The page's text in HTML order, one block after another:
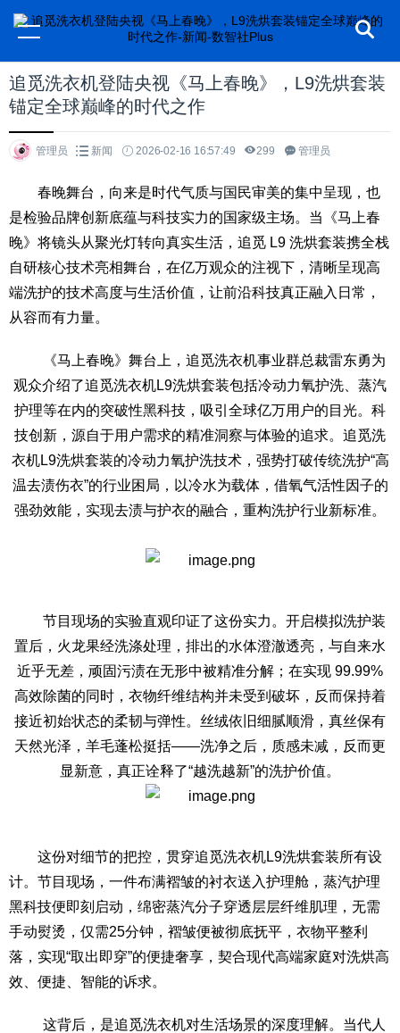
追觅洗衣机登陆央视《马上春晚》，L9洗烘套装
锚定全球巅峰的时代之作
管理员 新闻 2026-02-16 16:57:49 299 管理员
春晚舞台，向来是时代气质与国民审美的集中呈现，也
是检验品牌创新底蕴与科技实力的国家级主场。当《马上春
晚》将镜头从聚光灯转向真实生活，追觅 L9 洗烘套装携全栈
自研核心技术亮相舞台，在亿万观众的注视下，清晰呈现高
端洗护的技术高度与生活价值，让前沿科技真正融入日常，
从容而有力量。
《马上春晚》舞台上，追觅洗衣机事业群总裁雷东勇为
观众介绍了追觅洗衣机L9洗烘套装包括冷动力氧护洗、蒸汽
护理等在内的突破性黑科技，吸引全球亿万用户的目光。科
技创新，源自于用户需求的精准洞察与体验的追求。追觅洗
衣机L9洗烘套装的冷动力氧护洗技术，强势打破传统洗护“高
温去渍伤衣”的行业困局，以冷水为载体，借氧气活性因子的
强劲效能，实现去渍与护衣的融合，重构洗护行业新标准。
节目现场的实验直观印证了这份实力。开启模拟洗护装
置后，火龙果经洗涤处理，排出的水体澄澈透亮，与自来水
近乎无差，顽固污渍在无形中被精准分解；在实现 99.99%
高效除菌的同时，衣物纤维结构并未受到破坏，反而保持着
接近初始状态的柔韧与弹性。丝绒依旧细腻顺滑，真丝保有
天然光泽，羊毛蓬松挺括——洗净之后，质感未减，反而更
显新意，真正诠释了“越洗越新”的洗护价值。
这份对细节的把控，贯穿追觅洗衣机L9洗烘套装所有设
计。节目现场，一件布满褶皱的衬衣送入护理舱，蒸汽护理
黑科技便即刻启动，绵密蒸汽分子穿透层层纤维肌理，无需
手动熨烫，仅需25分钟，褶皱便被彻底抚平，衣物平整利
落，实现“取出即穿”的便捷奢享，契合现代高端家庭对洗烘高
效、便捷、智能的诉求。
这背后，是追觅洗衣机对生活场景的深度理解。当代人